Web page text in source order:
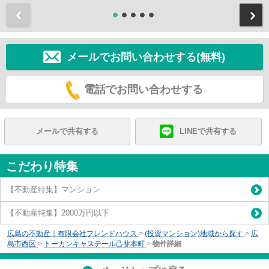
メールでお問い合わせする(無料)
電話でお問い合わせする
メールで共有する LINEで共有する
こだわり特集
【不動産特集】マンション
【不動産特集】2000万円以下
広島の不動産｜有限会社フレンドハウス > (投資マンション)地域から探す > 広
島市西区 > トーカンキャステール己斐本町 > 物件詳細